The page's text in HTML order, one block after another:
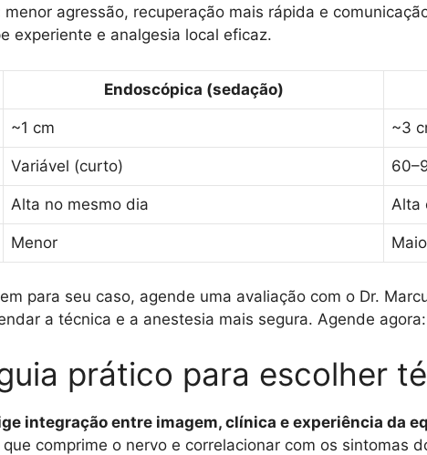
menor agressão, recuperação mais rápida e
experiente e analgesia local eficaz.
Endoscópica (sedação)
~1 cm ~3
Variável (curto)
Alta no mesmo dia Alta
Menor
para seu caso, agende uma avaliação com o Dr.
a técnica e a anestesia mais segura. Agende agora:
prático para escolher
integração entre imagem, clínica e experiência da
comprime o nervo e correlacionar com os sintomas